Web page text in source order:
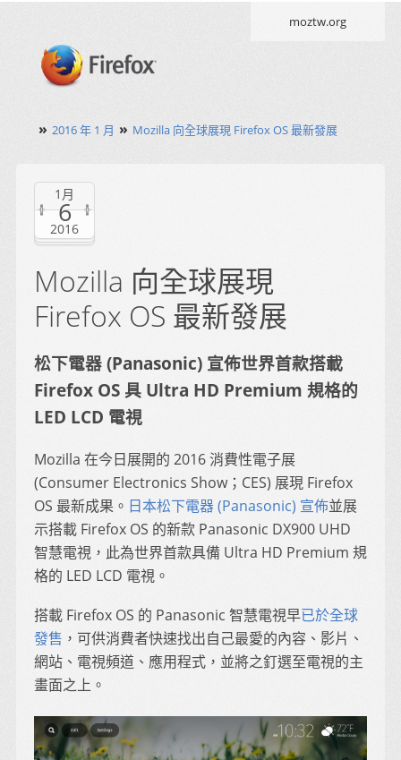
moztw.org
» 2016 年 1 月 » Mozilla 向全球展現 Firefox OS 最新發展
1月
6
2016
Mozilla 向全球展現
Firefox OS 最新發展
松下電器 (Panasonic) 宣佈世界首款搭載
Firefox OS 具 Ultra HD Premium 規格的
LED LCD 電視
Mozilla 在今日展開的 2016 消費性電子展
(Consumer Electronics Show；CES) 展現 Firefox
OS 最新成果。 日本松下電器 (Panasonic) 宣佈並展
示搭載 Firefox OS 的新款 Panasonic DX900 UHD
智慧電視，此為世界首款具備 Ultra HD Premium 規
格的 LED LCD 電視。
搭載 Firefox OS 的 Panasonic 智慧電視早已於全球
發售 ，可供消費者快速找出自己最愛的內容、影片、
網站、電視頻道、應用程式，並將之釘選至電視的主
畫面之上。